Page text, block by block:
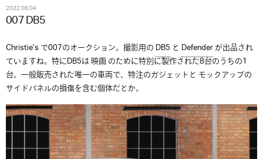
2022.08.04
007 DB5
Christie’s で007のオークション。撮影用のDB5 と Defenderが出品され
ていますね。特にDB5は 映画 のために特別に製作された8台のうちの1
台。一般販売された唯一の車両で、特注のガジェットと モックアップの
サイドパネルの損傷を含む個体だとか。